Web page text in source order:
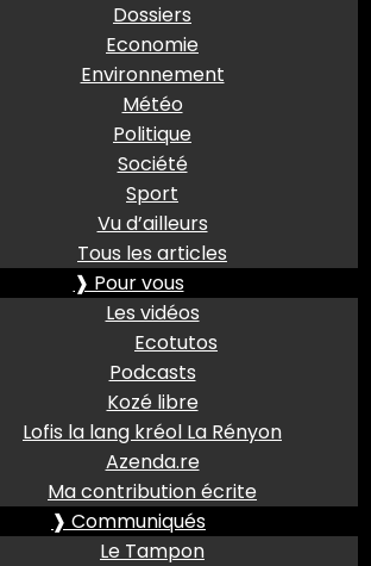
Dossiers
Economie
Environnement
Météo
Politique
Société
Sport
Vu d’ailleurs
Tous les articles
❱ Pour vous
Les vidéos
Ecotutos
Podcasts
Kozé libre
Lofis la lang kréol La Rényon
Azenda.re
Ma contribution écrite
❱ Communiqués
Le Tampon